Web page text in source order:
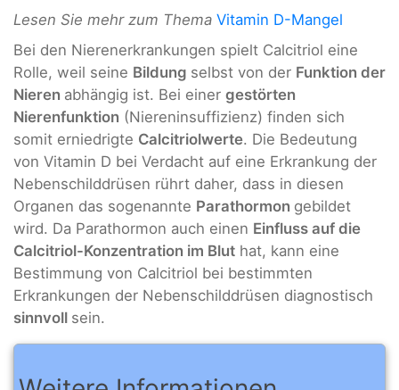
Lesen Sie mehr zum Thema Vitamin D-Mangel
Bei den Nierenerkrankungen spielt Calcitriol eine
Rolle, weil seine Bildung selbst von der Funktion der
Nieren abhängig ist. Bei einer gestörten
Nierenfunktion (Niereninsuffizienz) finden sich
somit erniedrigte Calcitriolwerte. Die Bedeutung
von Vitamin D bei Verdacht auf eine Erkrankung der
Nebenschilddrüsen rührt daher, dass in diesen
Organen das sogenannte Parathormon gebildet
wird. Da Parathormon auch einen Einfluss auf die
Calcitriol-Konzentration im Blut hat, kann eine
Bestimmung von Calcitriol bei bestimmten
Erkrankungen der Nebenschilddrüsen diagnostisch
sinnvoll sein.